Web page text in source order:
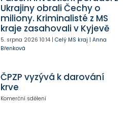
Ukrajiny obrali Čechy o
miliony. Kriminalisté z MS
kraje zasahovali v Kyjevě
5. srpna 2026 10:14| Celý MS kraj | Anna
Břenková
ČPZP vyzývá k darování
krve
Komerční sdělení